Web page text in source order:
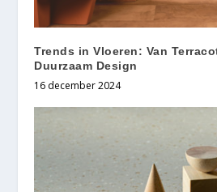
Trends in Vloeren: Van
Duurzaam Design
16 december 2024